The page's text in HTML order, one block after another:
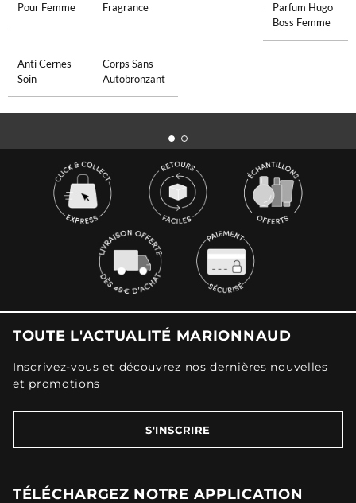
Pour Femme
Fragrance
Parfum Hugo
Boss Femme
Anti Cernes
Soin
Corps Sans
Autobronzant
TOUTE L'ACTUALITÉ MARIONNAUD
Inscrivez-vous et découvrez nos dernières nouvelles
et promotions
S'INSCRIRE
TÉLÉCHARGEZ NOTRE APPLICATION